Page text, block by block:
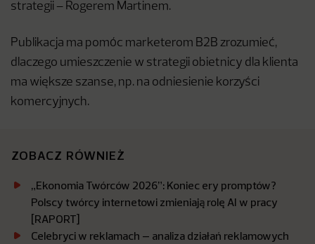
strategii – Rogerem Martinem.
Publikacja ma pomóc marketerom B2B zrozumieć,
dlaczego umieszczenie w strategii obietnicy dla klienta
ma większe szanse, np. na odniesienie korzyści
komercyjnych.
ZOBACZ RÓWNIEŻ
„Ekonomia Twórców 2026”: Koniec ery promptów?
Polscy twórcy internetowi zmieniają rolę AI w pracy
[RAPORT]
Celebryci w reklamach – analiza działań reklamowych